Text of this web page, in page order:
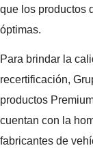
que los productos
óptimas.
Para brindar la
recertificación,
productos
cuentan con la
fabricantes de